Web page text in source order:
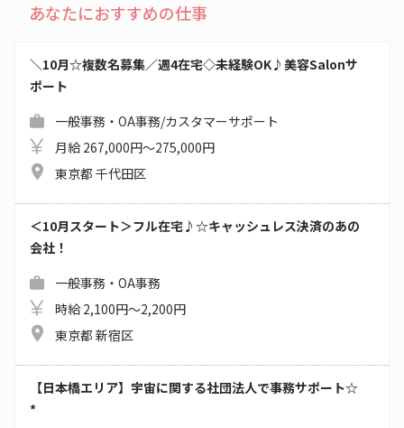
あなたにおすすめの仕事
＼10月☆複数名募集／週4在宅◇未経験OK♪美容Salonサ
ポート
一般事務・OA事務/カスタマーサポート
月給 267,000円～275,000円
東京都 千代田区
＜10月スタート＞フル在宅♪☆キャッシュレス決済のあの
会社！
一般事務・OA事務
時給 2,100円～2,200円
東京都 新宿区
【日本橋エリア】宇宙に関する社団法人で事務サポート☆
*